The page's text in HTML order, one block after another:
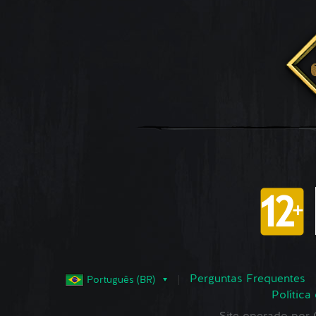
Português (BR)
Perguntas Frequentes
Política